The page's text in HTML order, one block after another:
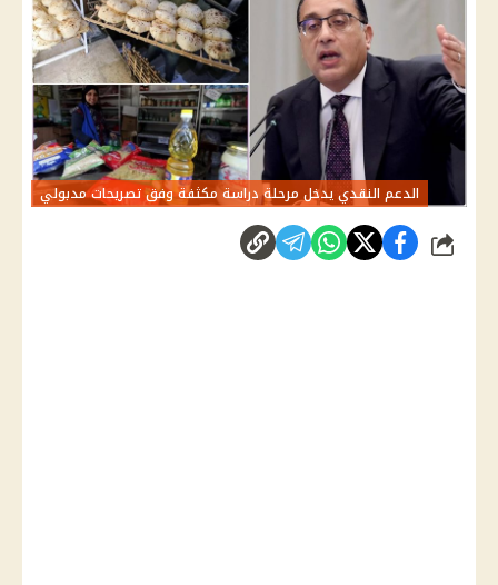
الدعم النقدي يدخل مرحلة دراسة مكثفة وفق تصريحات مدبولي
شارك